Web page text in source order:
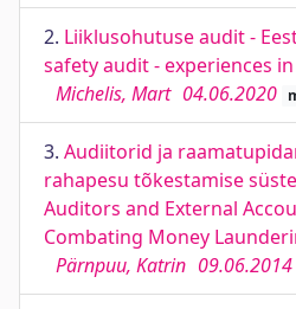
2. Liiklusohutuse audit -
safety audit - experiences
Michelis, Mart 04.06.2020
3. Audiitorid ja
rahapesu tõkestamise
Auditors and External
Combating Money
Pärnpuu, Katrin 09.06.2014